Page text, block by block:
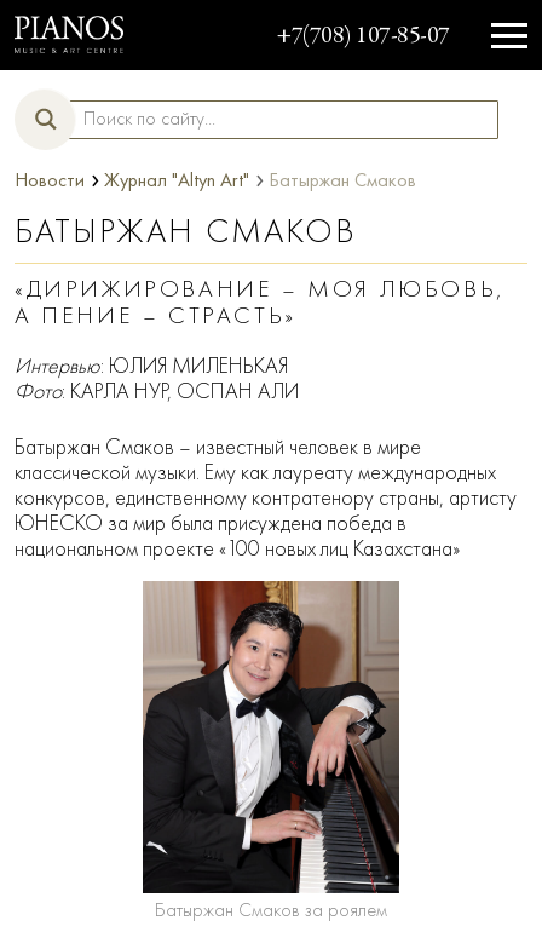
+7(708) 107-85-07
Новости › Журнал "Altyn Art" › Батыржан Смаков
БАТЫРЖАН СМАКОВ
«ДИРИЖИРОВАНИЕ – МОЯ ЛЮБОВЬ,
А ПЕНИЕ – СТРАСТЬ»
Интервью: ЮЛИЯ МИЛЕНЬКАЯ
Фото: КАРЛА НУР, ОСПАН АЛИ
Батыржан Смаков – известный человек в мире
классической музыки. Ему как лауреату международных
конкурсов, единственному контратенору страны, артисту
ЮНЕСКО за мир была присуждена победа в
национальном проекте «100 новых лиц Казахстана»
Батыржан Смаков за роялем